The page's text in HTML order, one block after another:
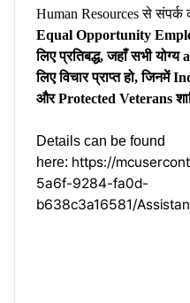
Human Resources से संपर्क
Equal Opportunity
लिए प्रतिबद्ध, जहाँ सभी
लिए विचार प्राप्त हो,
और Protected Veterans
Details can be found
here: https://
5a6f-9284-fa0d-
b638c3a16581/